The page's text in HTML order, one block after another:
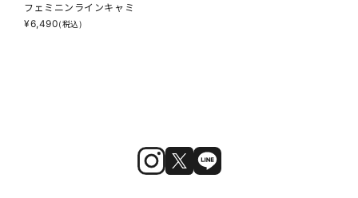
フェミニンラインキャミ
¥6,490(税込)